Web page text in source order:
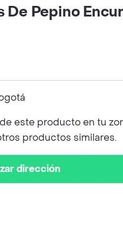
De Pepino
este producto en tu
productos similares.
dirección